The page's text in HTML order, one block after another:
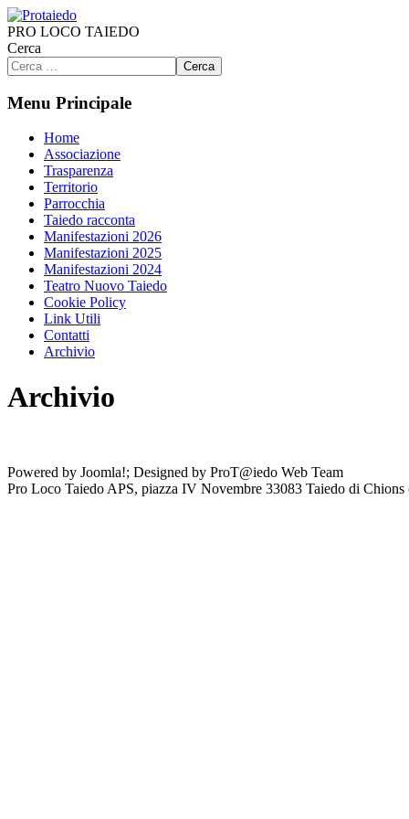
PRO LOCO TAIEDO
Cerca
Cerca
Menu Principale
Home
Associazione
Trasparenza
Territorio
Parrocchia
Taiedo racconta
Manifestazioni 2026
Manifestazioni 2025
Manifestazioni 2024
Teatro Nuovo Taiedo
Cookie Policy
Link Utili
Contatti
Archivio
Archivio
Powered by Joomla!; Designed by ProT@iedo Web Team
Pro Loco Taiedo APS, piazza IV Novembre 33083 Taiedo di